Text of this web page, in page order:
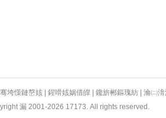
骞垮憡鏈嶅姟 鍟嗗姟娲借皥 鑱旂郴鏂瑰紡 瀹㈡
漏 2001-2026 17173. All rights reserved.